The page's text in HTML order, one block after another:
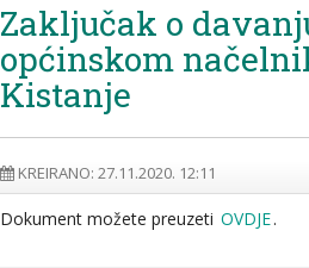
Zaključak o
općinskom
Kistanje
KREIRANO: 27.11.2020. 12:11
Dokument možete preuzeti OVDJE.